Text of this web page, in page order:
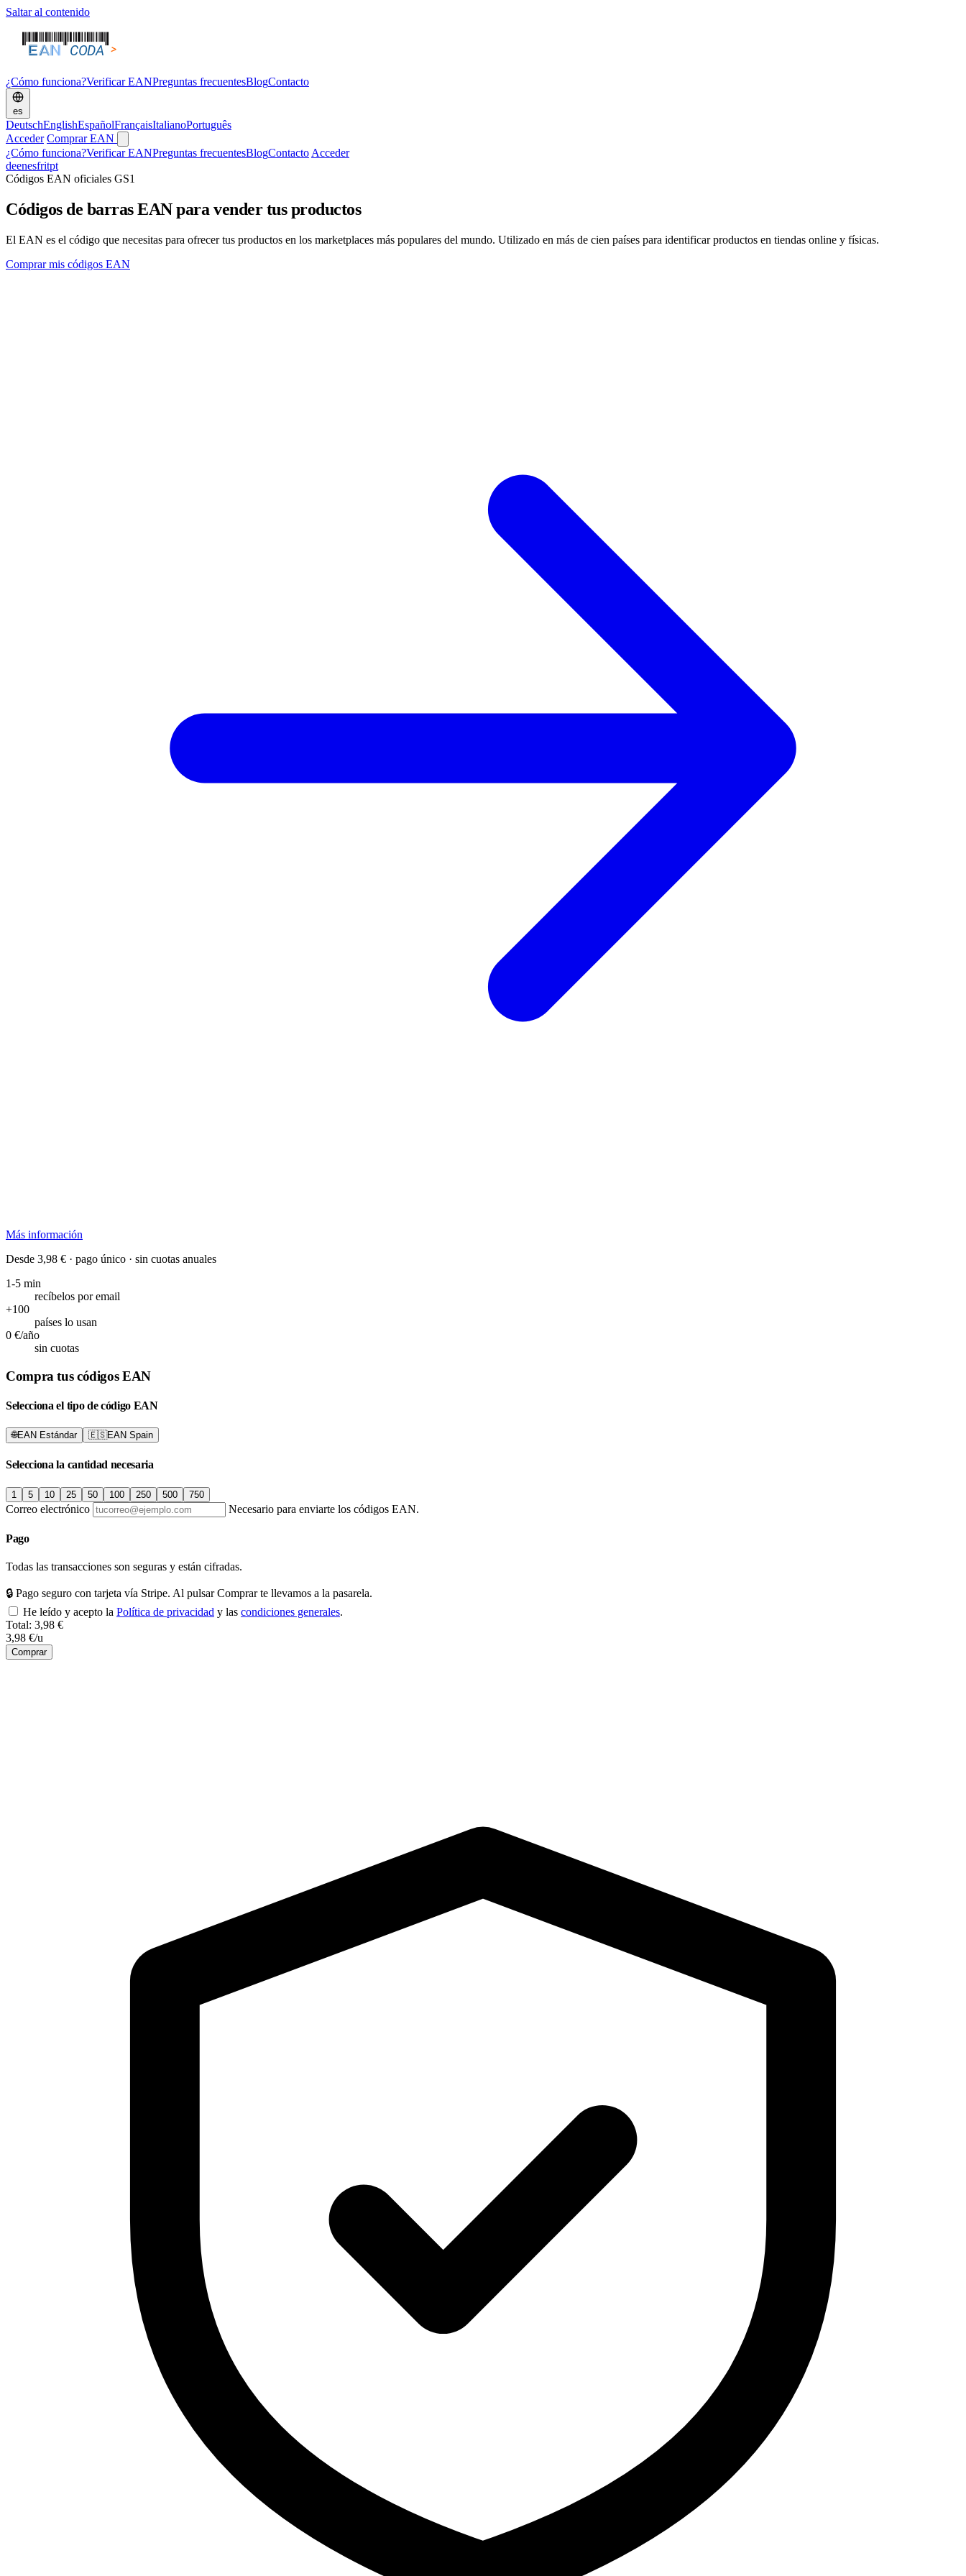
Saltar al contenido
¿Cómo funciona?Verificar EANPreguntas frecuentesBlogContacto
es
DeutschEnglishEspañolFrançaisItalianoPortuguês
Acceder Comprar EAN
¿Cómo funciona?Verificar EANPreguntas frecuentesBlogContacto Acceder
deenesfritpt
Códigos EAN oficiales GS1
¿Quieres obtener tus códigos de barrasEANpara ofrecer tus productos?
El EAN es el código que necesitas para ofrecer tus productos en los marketplaces más populares del mundo. Utilizado en más de cien países para identificar productos en tiendas online y físicas.
Comprar mis códigos EAN
Más información
Desde 3,98 € · pago único · sin cuotas anuales
1-5 min
recíbelos por email
+100
países lo usan
0 €/año
sin cuotas
Compra tus códigos EAN
Selecciona el tipo de código EAN
🌐EAN Estándar 🇪🇸EAN Spain
Selecciona la cantidad necesaria
1 5 10 25 50 100 250 500 750
Correo electrónico Necesario para enviarte los códigos EAN.
Pago
Todas las transacciones son seguras y están cifradas.
🔒 Pago seguro con tarjeta vía Stripe. Al pulsar Comprar te llevamos a la pasarela.
He leído y acepto la Política de privacidad y las condiciones generales.
Total: 3,98 €
3,98 €/u
Comprar